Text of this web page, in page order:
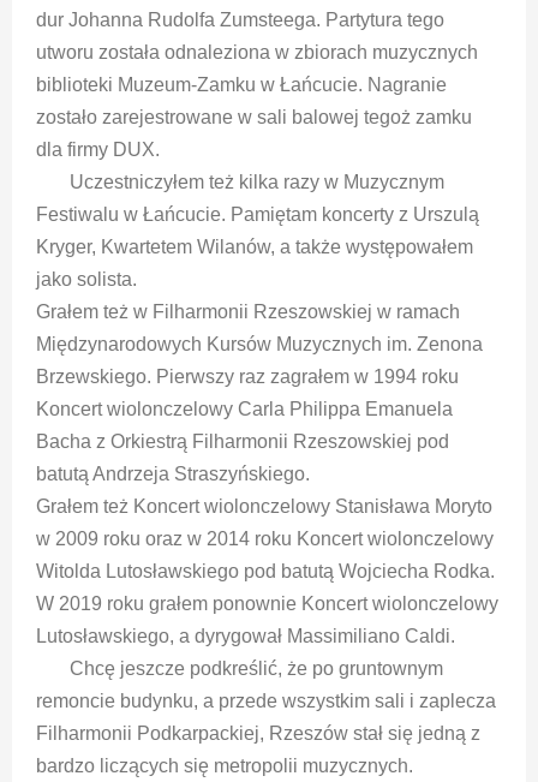
dur Johanna Rudolfa Zumsteega. Partytura tego
utworu została odnaleziona w zbiorach muzycznych
biblioteki Muzeum-Zamku w Łańcucie. Nagranie
zostało zarejestrowane w sali balowej tegoż zamku
dla firmy DUX.
Uczestniczyłem też kilka razy w Muzycznym
Festiwalu w Łańcucie. Pamiętam koncerty z Urszulą
Kryger, Kwartetem Wilanów, a także występowałem
jako solista.
Grałem też w Filharmonii Rzeszowskiej w ramach
Międzynarodowych Kursów Muzycznych im. Zenona
Brzewskiego. Pierwszy raz zagrałem w 1994 roku
Koncert wiolonczelowy Carla Philippa Emanuela
Bacha z Orkiestrą Filharmonii Rzeszowskiej pod
batutą Andrzeja Straszyńskiego.
Grałem też Koncert wiolonczelowy Stanisława Moryto
w 2009 roku oraz w 2014 roku Koncert wiolonczelowy
Witolda Lutosławskiego pod batutą Wojciecha Rodka.
W 2019 roku grałem ponownie Koncert wiolonczelowy
Lutosławskiego, a dyrygował Massimiliano Caldi.
Chcę jeszcze podkreślić, że po gruntownym
remoncie budynku, a przede wszystkim sali i zaplecza
Filharmonii Podkarpackiej, Rzeszów stał się jedną z
bardzo liczących się metropolii muzycznych.